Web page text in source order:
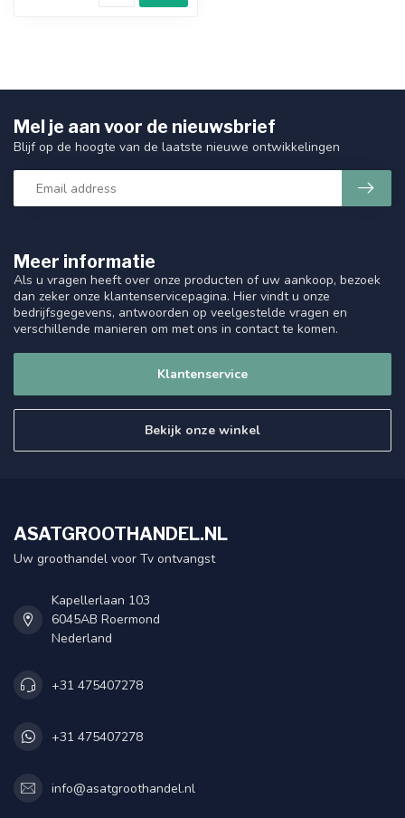
Meer informatie
Als u vragen heeft over onze producten of uw aankoop, bezoek
dan zeker onze klantenservicepagina. Hier vindt u onze
bedrijfsgegevens, antwoorden op veelgestelde vragen en
verschillende manieren om met ons in contact te komen.
Klantenservice
Bekijk onze winkel
Mel je aan voor de nieuwsbrief
Blijf op de hoogte van de laatste nieuwe ontwikkelingen
ASATGROOTHANDEL.NL
Uw groothandel voor Tv ontvangst
Kapellerlaan 103
6045AB Roermond
Nederland
+31 475407278
+31 475407278
info@asatgroothandel.nl